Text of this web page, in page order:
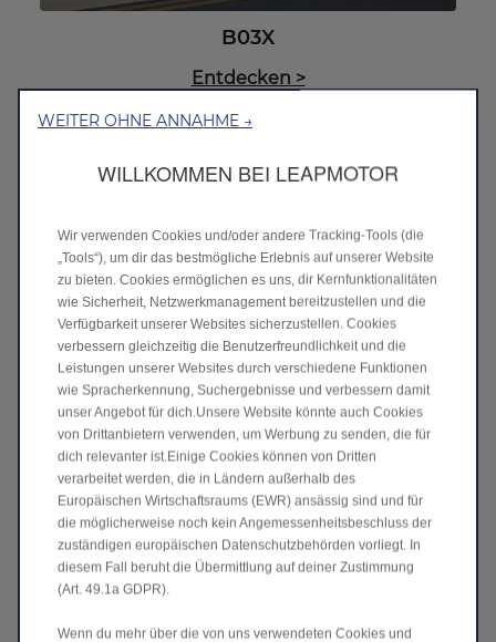
B03X
Entdecken >
B05
Entdecken>
WEITER OHNE ANNAHME →
WILLKOMMEN BEI LEAPMOTOR
Wir verwenden Cookies und/oder andere Tracking‑Tools (die
„Tools“), um dir das bestmögliche Erlebnis auf unserer Website
zu bieten. Cookies ermöglichen es uns, dir Kernfunktionalitäten
wie Sicherheit, Netzwerkmanagement bereitzustellen und die
Verfügbarkeit unserer Websites sicherzustellen. Cookies
verbessern gleichzeitig die Benutzerfreundlichkeit und die
Leistungen unserer Websites durch verschiedene Funktionen
wie Spracherkennung, Suchergebnisse und verbessern damit
unser Angebot für dich.Unsere Website könnte auch Cookies
von Drittanbietern verwenden, um Werbung zu senden, die für
dich relevanter ist.Einige Cookies können von Dritten
verarbeitet werden, die in Ländern außerhalb des
Europäischen Wirtschaftsraums (EWR) ansässig sind und für
die möglicherweise noch kein Angemessenheitsbeschluss der
zuständigen europäischen Datenschutzbehörden vorliegt. In
diesem Fall beruht die Übermittlung auf deiner Zustimmung
(Art. 49.1a GDPR).
Wenn du mehr über die von uns verwendeten Cookies und